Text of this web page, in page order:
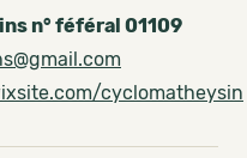
n° féféral 01109
cyclomatheysin